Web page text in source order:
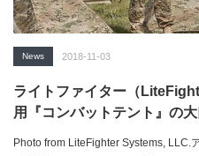
News 2018-11-03
ライトファイター（
用『コンバットテント』の
Photo from LiteFighter Systems, LLC.